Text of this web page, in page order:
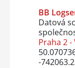
BB
Datová
Praha 2
-